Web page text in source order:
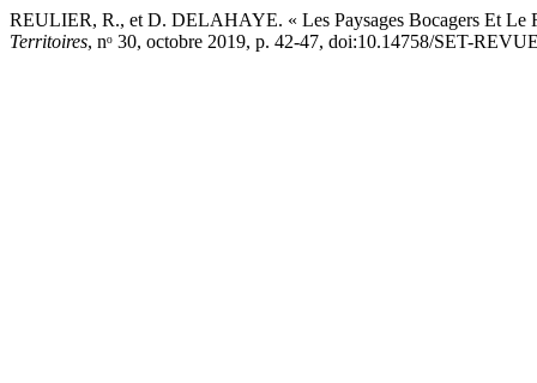
REULIER, R., et D. DELAHAYE. « Les Paysages Bocagers Et Le
Territoires, nᵒ 30, octobre 2019, p. 42-47, doi:10.14758/SET-